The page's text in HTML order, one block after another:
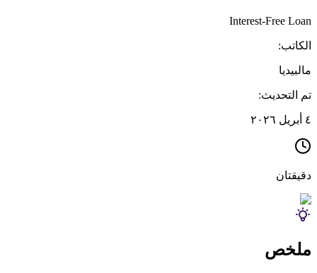
Interest-Free Loan
الكاتب:
مالبيديا
تم التحديث:
٤ أبريل ٢٠٢٦
دقيقتان
ملخص